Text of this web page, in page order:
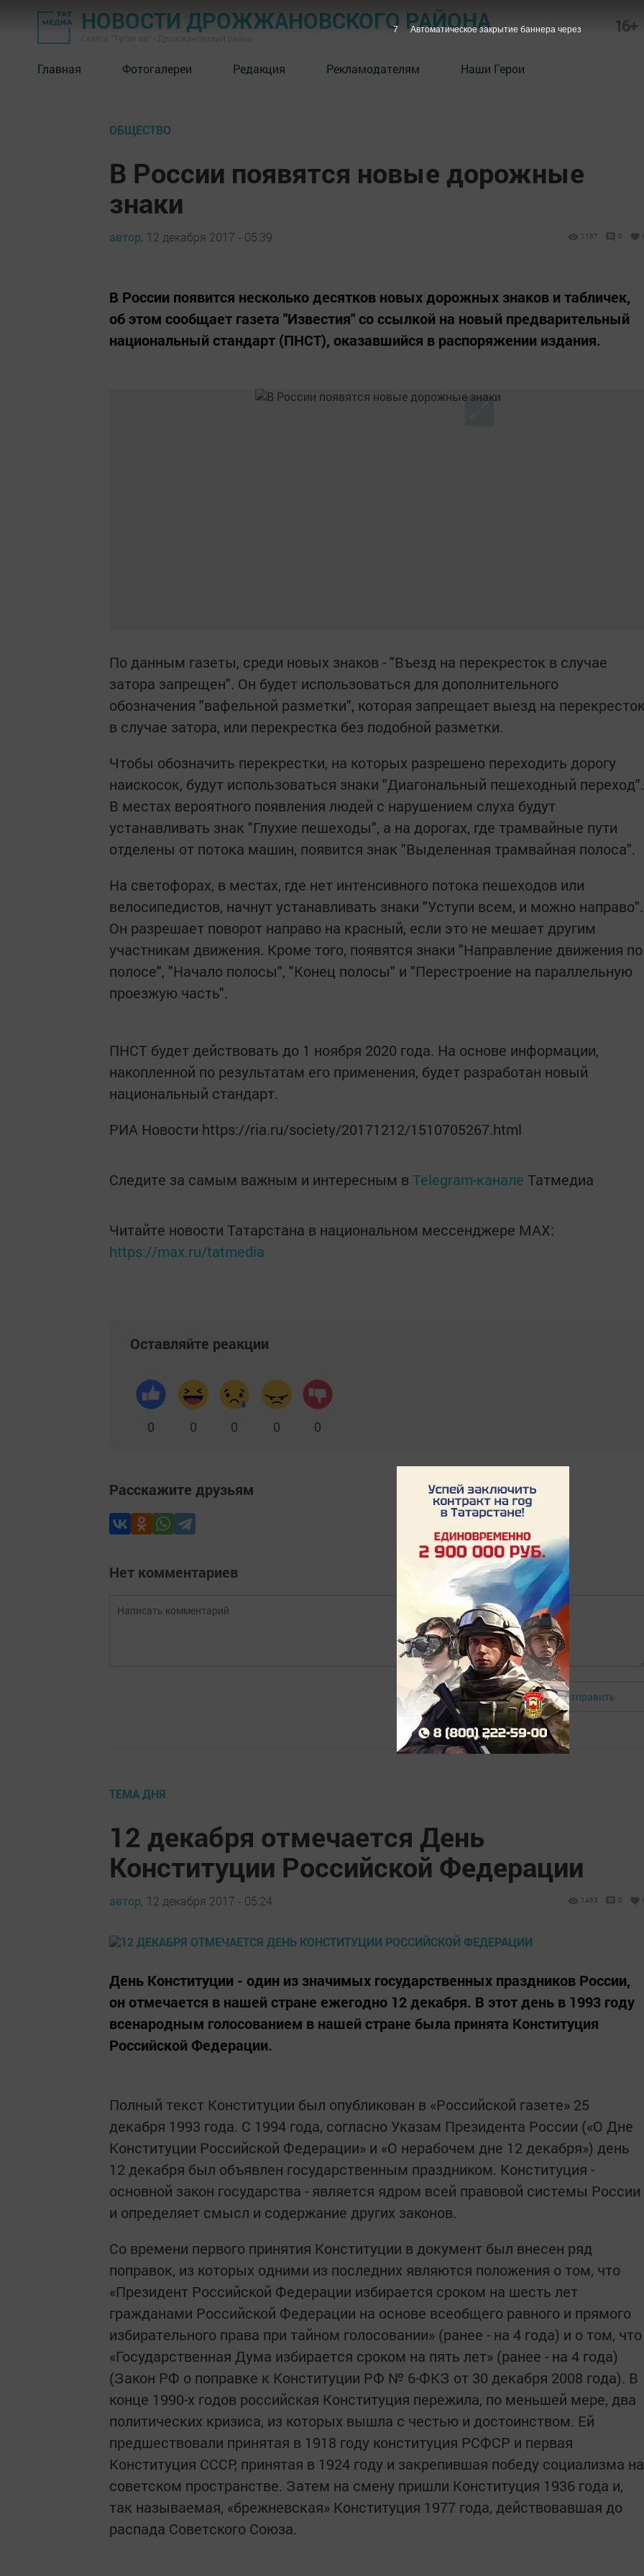
НОВОСТИ ДРОЖЖАНОВСКОГО РАЙОНА 16+
Главная Фотогалереи Редакция Рекламодателям Наши Герои
ОБЩЕСТВО
В России появятся новые дорожные
знаки
автор, 12 декабря 2017 - 05:39 1167 0
В России появится несколько десятков новых дорожных знаков и табличек,
об этом сообщает газета "Известия" со ссылкой на новый предварительный
национальный стандарт (ПНСТ), оказавшийся в распоряжении издания.
По данным газеты, среди новых знаков - "Въезд на перекресток в случае
затора запрещен". Он будет использоваться для дополнительного
обозначения "вафельной разметки", которая запрещает выезд на
в случае затора, или перекрестка без подобной разметки.
Чтобы обозначить перекрестки, на которых разрешено переходить дорогу
наискосок, будут использоваться знаки "Диагональный пешеходный переход".
В местах вероятного появления людей с нарушением слуха будут
устанавливать знак "Глухие пешеходы", а на дорогах, где трамвайные пути
отделены от потока машин, появится знак "Выделенная трамвайная полоса".
На светофорах, в местах, где нет интенсивного потока пешеходов или
велосипедистов, начнут устанавливать знаки "Уступи всем, и можно направо".
Он разрешает поворот направо на красный, если это не мешает другим
участникам движения. Кроме того, появятся знаки "Направление движения по
полосе", "Начало полосы", "Конец полосы" и "Перестроение на параллельную
проезжую часть".
ПНСТ будет действовать до 1 ноября 2020 года. На основе информации,
накопленной по результатам его применения, будет разработан новый
национальный стандарт.
РИА Новости https://ria.ru/society/20171212/1510705267.html
Следите за самым важным и интересным в Telegram-канале Татмедиа
Читайте новости Татарстана в национальном мессенджере MАХ:
https://max.ru/tatmedia
Оставляйте реакции
0 0 0 0 0
Расскажите друзьям
Нет комментариев
Авторизоваться Отправить
ТЕМА ДНЯ
12 декабря отмечается День
Конституции Российской Федерации
автор, 12 декабря 2017 - 05:24 1463 0
День Конституции - один из значимых государственных праздников России,
он отмечается в нашей стране ежегодно 12 декабря. В этот день в 1993 году
всенародным голосованием в нашей стране была принята Конституция
Российской Федерации.
Полный текст Конституции был опубликован в «Российской газете» 25
декабря 1993 года. С 1994 года, согласно Указам Президента России («О Дне
Конституции Российской Федерации» и «О нерабочем дне 12 декабря») день
12 декабря был объявлен государственным праздником. Конституция -
основной закон государства - является ядром всей правовой системы России
и определяет смысл и содержание других законов.
Со времени первого принятия Конституции в документ был внесен ряд
поправок, из которых одними из последних являются положения о том, что
«Президент Российской Федерации избирается сроком на шесть лет
гражданами Российской Федерации на основе всеобщего равного и прямого
избирательного права при тайном голосовании» (ранее - на 4 года) и о том, что
«Государственная Дума избирается сроком на пять лет» (ранее - на 4 года)
(Закон РФ о поправке к Конституции РФ № 6-ФКЗ от 30 декабря 2008 года). В
конце 1990-х годов российская Конституция пережила, по меньшей мере, два
политических кризиса, из которых вышла с честью и достоинством. Ей
предшествовали принятая в 1918 году конституция РСФСР и первая
Конституция СССР, принятая в 1924 году и закрепившая победу социализма на
советском пространстве. Затем на смену пришли Конституция 1936 года и,
так называемая, «брежневская» Конституция 1977 года, действовавшая до
распада Советского Союза.
6 Автоматическое закрытие баннера через